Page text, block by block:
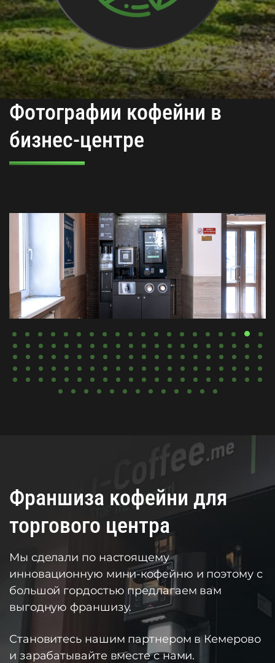
Фотографии кофейни в
бизнес-центре
Франшиза кофейни для
торгового центра
Мы сделали по настоящему
инновационную мини-кофейню и поэтому с
большой гордостью предлагаем вам
выгодную франшизу.
Становитесь нашим партнером в Кемерово
и зарабатывайте вместе с нами.